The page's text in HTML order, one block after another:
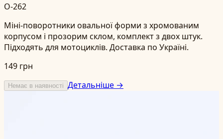
O-262
Міні-поворотники овальної форми з хромованим
корпусом і прозорим склом, комплект з двох штук.
Підходять для мотоциклів. Доставка по Україні.
149 грн
Немає в наявності Детальніше →